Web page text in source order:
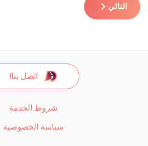
التالي
اتصل بنا!
شروط الخدمة
سياسة الخصوصية